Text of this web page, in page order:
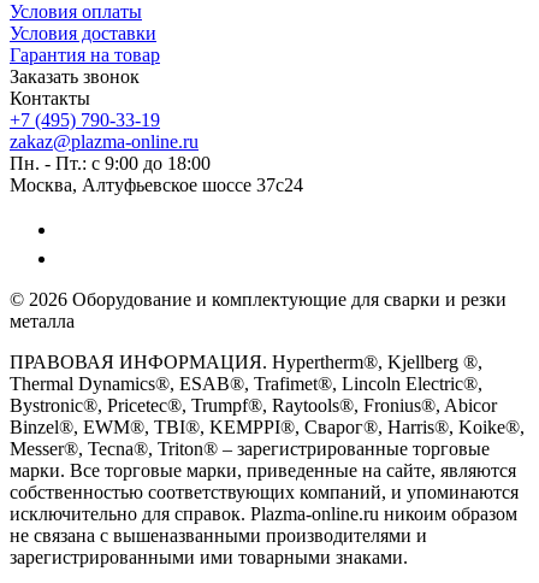
Условия оплаты
Условия доставки
Гарантия на товар
Заказать звонок
Контакты
+7 (495) 790-33-19
zakaz@plazma-online.ru
Пн. - Пт.: с 9:00 до 18:00
Москва, Алтуфьевское шоссе 37с24
© 2026 Оборудование и комплектующие для сварки и резки
металла
ПРАВОВАЯ ИНФОРМАЦИЯ. Hypertherm®, Kjellberg ®,
Thermal Dynamics®, ESAB®, Trafimet®, Lincoln Electric®,
Bystronic®, Pricetec®, Trumpf®, Raytools®, Fronius®, Abicor
Binzel®, EWM®, TBI®, KEMPPI®, Сварог®, Harris®, Koike®,
Messer®, Tecna®, Triton® – зарегистрированные торговые
марки. Все торговые марки, приведенные на сайте, являются
собственностью соответствующих компаний, и упоминаются
исключительно для справок. Plazma-online.ru никоим образом
не связана с вышеназванными производителями и
зарегистрированными ими товарными знаками.